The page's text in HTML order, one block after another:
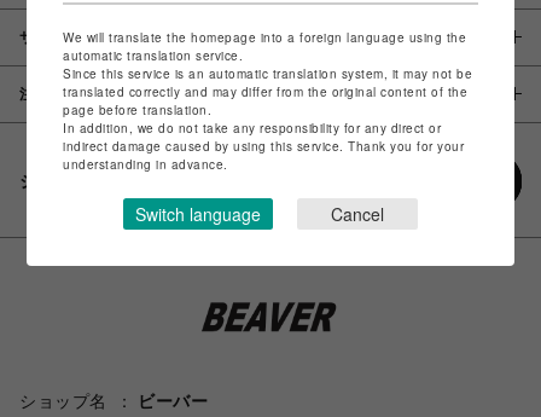
サイズ
注意事項
シェアする
ショップ名
ビーバー
We will translate the homepage into a foreign language using the
automatic translation service.
Since this service is an automatic translation system, it may not be
translated correctly and may differ from the original content of the
page before translation.
In addition, we do not take any responsibility for any direct or
indirect damage caused by using this service. Thank you for your
understanding in advance.
Switch language Cancel